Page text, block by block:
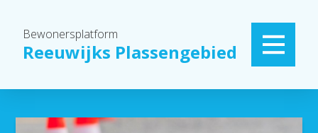
Bewonersplatform
Reeuwijks Plassengebied